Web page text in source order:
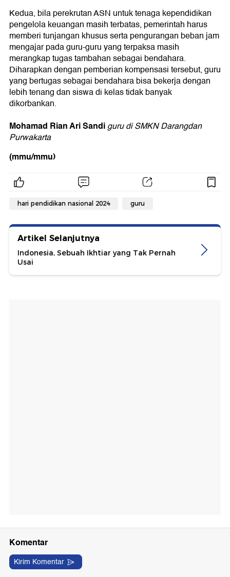
Kedua, bila perekrutan ASN untuk tenaga kependidikan
pengelola keuangan masih terbatas, pemerintah harus
memberi tunjangan khusus serta pengurangan beban jam
mengajar pada guru-guru yang terpaksa masih
merangkap tugas tambahan sebagai bendahara.
Diharapkan dengan pemberian kompensasi tersebut, guru
yang bertugas sebagai bendahara bisa bekerja dengan
lebih tenang dan siswa di kelas tidak banyak
dikorbankan.
Mohamad Rian Ari Sandiguru di SMKN Darangdan
Purwakarta
(mmu/mmu)
hari pendidikan nasional 2024 guru
Artikel Selanjutnya
Indonesia, Sebuah Ikhtiar yang Tak Pernah
Usai